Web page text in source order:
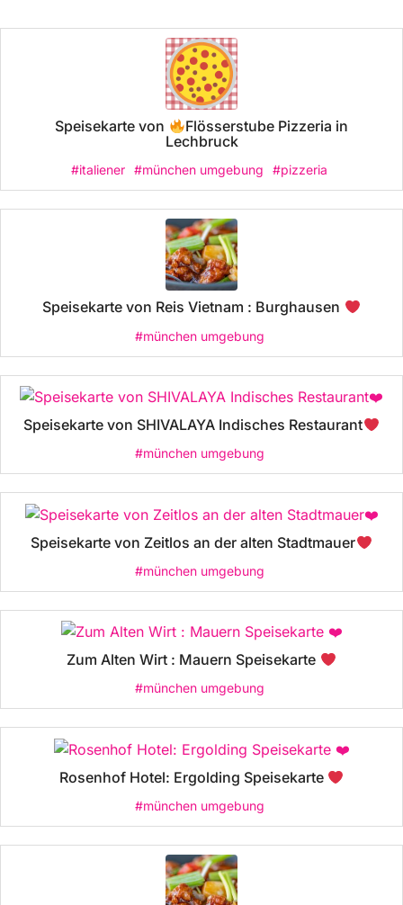
Speisekarte von
Flösserstube Pizzeria in
Lechbruck
#italiener #münchen umgebung #pizzeria
Speisekarte von Reis Vietnam : Burghausen
#münchen umgebung
Speisekarte von SHIVALAYA Indisches Restaurant
#münchen umgebung
Speisekarte von Zeitlos an der alten Stadtmauer
#münchen umgebung
Zum Alten Wirt : Mauern Speisekarte
#münchen umgebung
Rosenhof Hotel: Ergolding Speisekarte
#münchen umgebung